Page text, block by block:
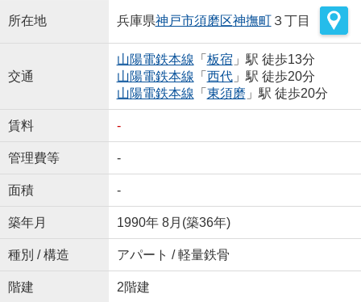
所在地 兵庫県神戸市須磨区神撫町３丁目
交通
山陽電鉄本線 「 板宿 」駅 徒歩13分
山陽電鉄本線 「 西代」駅 徒歩20分
山陽電鉄本線 「 東須磨 」駅 徒歩20分
賃料 -
管理費等 -
面積 -
築年月 1990年 8月(築36年)
種別 / 構造 アパート / 軽量鉄骨
階建 2階建